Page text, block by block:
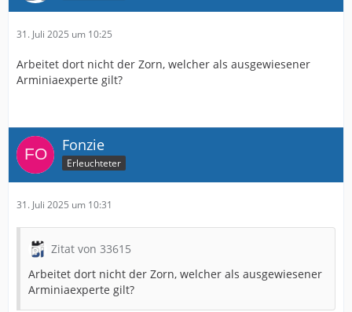
31. Juli 2025 um 10:25
Arbeitet dort nicht der Zorn, welcher als ausgewiesener
Arminiaexperte gilt?
Fonzie
Erleuchteter
31. Juli 2025 um 10:31
Zitat von 33615
Arbeitet dort nicht der Zorn, welcher als ausgewiesener
Arminiaexperte gilt?